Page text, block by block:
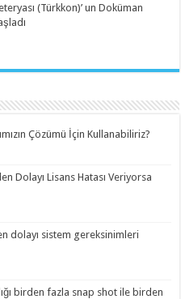
(Türkkon)’ un Doküman
Çözümü İçin Kullanabiliriz?
Dolayı Lisans Hatası Veriyorsa
dolayı sistem gereksinimleri
birden fazla snap shot ile birden